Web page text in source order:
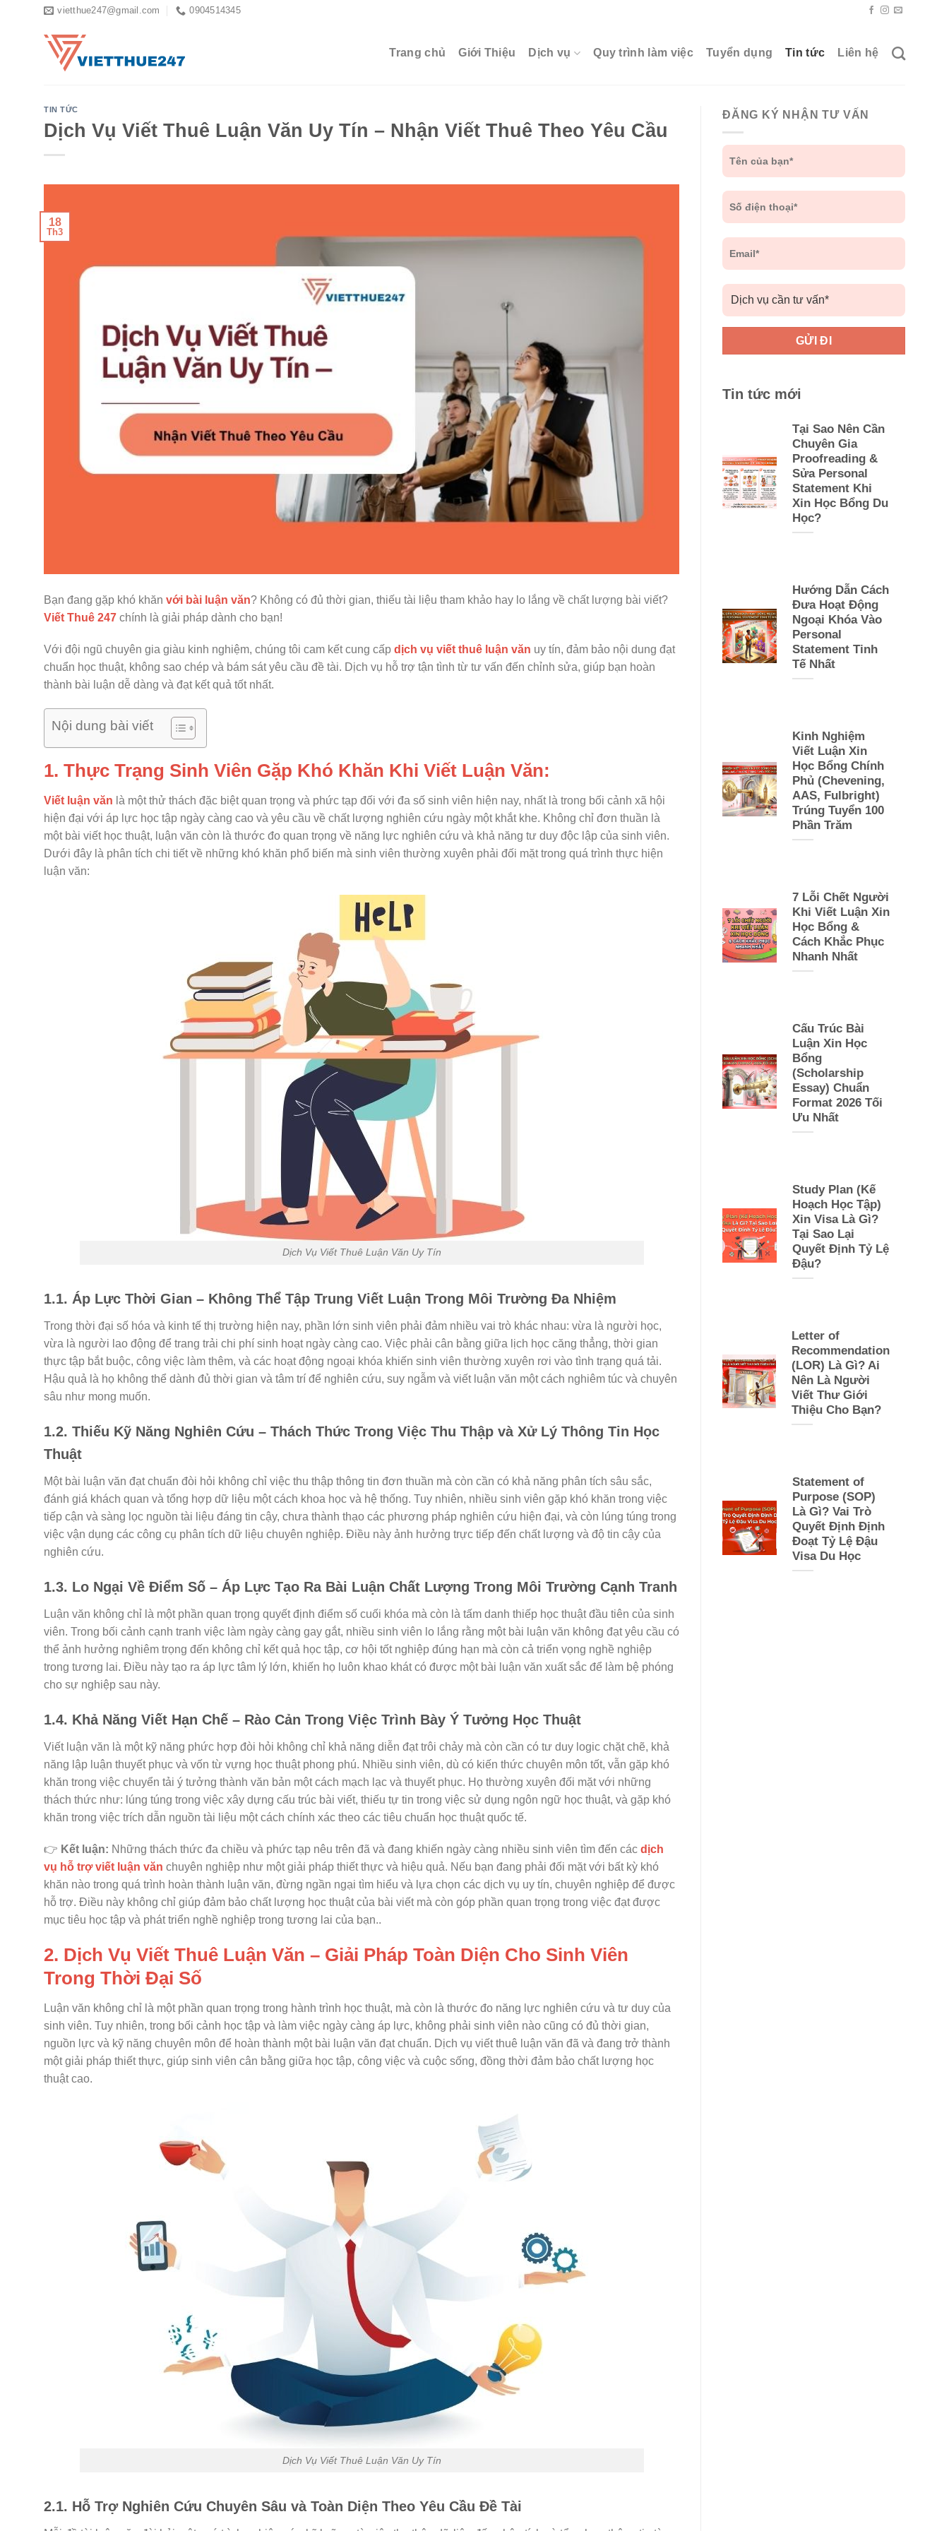
vietthue247@gmail.com 0904514345
Trang chủ Giới Thiệu Dịch vụ Quy trình làm việc Tuyển dụng Tin tức Liên hệ
TIN TỨC
Dịch Vụ Viết Thuê Luận Văn Uy Tín – Nhận Viết Thuê Theo Yêu Cầu
18
Th3
Bạn đang gặp khó khăn với bài luận văn? Không có đủ thời gian, thiếu tài liệu tham khảo hay lo lắng về chất lượng bài viết?
Viết Thuê 247 chính là giải pháp dành cho bạn!
Với đội ngũ chuyên gia giàu kinh nghiệm, chúng tôi cam kết cung cấp dịch vụ viết thuê luận văn uy tín, đảm bảo nội dung đạt
chuẩn học thuật, không sao chép và bám sát yêu cầu đề tài. Dịch vụ hỗ trợ tận tình từ tư vấn đến chỉnh sửa, giúp bạn hoàn
thành bài luận dễ dàng và đạt kết quả tốt nhất.
Nội dung bài viết
1. Thực Trạng Sinh Viên Gặp Khó Khăn Khi Viết Luận Văn:
Viết luận văn là một thử thách đặc biệt quan trọng và phức tạp đối với đa số sinh viên hiện nay, nhất là trong bối cảnh xã hội
hiện đại với áp lực học tập ngày càng cao và yêu cầu về chất lượng nghiên cứu ngày một khắt khe. Không chỉ đơn thuần là
một bài viết học thuật, luận văn còn là thước đo quan trọng về năng lực nghiên cứu và khả năng tư duy độc lập của sinh viên.
Dưới đây là phân tích chi tiết về những khó khăn phổ biến mà sinh viên thường xuyên phải đối mặt trong quá trình thực hiện
luận văn:
Dịch Vụ Viết Thuê Luận Văn Uy Tín
1.1. Áp Lực Thời Gian – Không Thể Tập Trung Viết Luận Trong Môi Trường Đa Nhiệm
Trong thời đại số hóa và kinh tế thị trường hiện nay, phần lớn sinh viên phải đảm nhiều vai trò khác nhau: vừa là người học,
vừa là người lao động để trang trải chi phí sinh hoạt ngày càng cao. Việc phải cân bằng giữa lịch học căng thẳng, thời gian
thực tập bắt buộc, công việc làm thêm, và các hoạt động ngoại khóa khiến sinh viên thường xuyên rơi vào tình trạng quá tải.
Hậu quả là họ không thể dành đủ thời gian và tâm trí để nghiên cứu, suy ngẫm và viết luận văn một cách nghiêm túc và chuyên
sâu như mong muốn.
1.2. Thiếu Kỹ Năng Nghiên Cứu – Thách Thức Trong Việc Thu Thập và Xử Lý Thông Tin Học
Thuật
Một bài luận văn đạt chuẩn đòi hỏi không chỉ việc thu thập thông tin đơn thuần mà còn cần có khả năng phân tích sâu sắc,
đánh giá khách quan và tổng hợp dữ liệu một cách khoa học và hệ thống. Tuy nhiên, nhiều sinh viên gặp khó khăn trong việc
tiếp cận và sàng lọc nguồn tài liệu đáng tin cậy, chưa thành thạo các phương pháp nghiên cứu hiện đại, và còn lúng túng trong
việc vận dụng các công cụ phân tích dữ liệu chuyên nghiệp. Điều này ảnh hưởng trực tiếp đến chất lượng và độ tin cậy của
nghiên cứu.
1.3. Lo Ngại Về Điểm Số – Áp Lực Tạo Ra Bài Luận Chất Lượng Trong Môi Trường Cạnh Tranh
Luận văn không chỉ là một phần quan trọng quyết định điểm số cuối khóa mà còn là tấm danh thiếp học thuật đầu tiên của sinh
viên. Trong bối cảnh cạnh tranh việc làm ngày càng gay gắt, nhiều sinh viên lo lắng rằng một bài luận văn không đạt yêu cầu có
thể ảnh hưởng nghiêm trọng đến không chỉ kết quả học tập, cơ hội tốt nghiệp đúng hạn mà còn cả triển vọng nghề nghiệp
trong tương lai. Điều này tạo ra áp lực tâm lý lớn, khiến họ luôn khao khát có được một bài luận văn xuất sắc để làm bệ phóng
cho sự nghiệp sau này.
1.4. Khả Năng Viết Hạn Chế – Rào Cản Trong Việc Trình Bày Ý Tưởng Học Thuật
Viết luận văn là một kỹ năng phức hợp đòi hỏi không chỉ khả năng diễn đạt trôi chảy mà còn cần có tư duy logic chặt chẽ, khả
năng lập luận thuyết phục và vốn từ vựng học thuật phong phú. Nhiều sinh viên, dù có kiến thức chuyên môn tốt, vẫn gặp khó
khăn trong việc chuyển tải ý tưởng thành văn bản một cách mạch lạc và thuyết phục. Họ thường xuyên đối mặt với những
thách thức như: lúng túng trong việc xây dựng cấu trúc bài viết, thiếu tự tin trong việc sử dụng ngôn ngữ học thuật, và gặp khó
khăn trong việc trích dẫn nguồn tài liệu một cách chính xác theo các tiêu chuẩn học thuật quốc tế.
👉 Kết luận: Những thách thức đa chiều và phức tạp nêu trên đã và đang khiến ngày càng nhiều sinh viên tìm đến các dịch
vụ hỗ trợ viết luận văn chuyên nghiệp như một giải pháp thiết thực và hiệu quả. Nếu bạn đang phải đối mặt với bất kỳ khó
khăn nào trong quá trình hoàn thành luận văn, đừng ngần ngại tìm hiểu và lựa chọn các dịch vụ uy tín, chuyên nghiệp để được
hỗ trợ. Điều này không chỉ giúp đảm bảo chất lượng học thuật của bài viết mà còn góp phần quan trọng trong việc đạt được
mục tiêu học tập và phát triển nghề nghiệp trong tương lai của bạn..
2. Dịch Vụ Viết Thuê Luận Văn – Giải Pháp Toàn Diện Cho Sinh Viên
Trong Thời Đại Số
Luận văn không chỉ là một phần quan trọng trong hành trình học thuật, mà còn là thước đo năng lực nghiên cứu và tư duy của
sinh viên. Tuy nhiên, trong bối cảnh học tập và làm việc ngày càng áp lực, không phải sinh viên nào cũng có đủ thời gian,
nguồn lực và kỹ năng chuyên môn để hoàn thành một bài luận văn đạt chuẩn. Dịch vụ viết thuê luận văn đã và đang trở thành
một giải pháp thiết thực, giúp sinh viên cân bằng giữa học tập, công việc và cuộc sống, đồng thời đảm bảo chất lượng học
thuật cao.
Dịch Vụ Viết Thuê Luận Văn Uy Tín
2.1. Hỗ Trợ Nghiên Cứu Chuyên Sâu và Toàn Diện Theo Yêu Cầu Đề Tài
ĐĂNG KÝ NHẬN TƯ VẤN
Tin tức mới
Tại Sao Nên Cần
Chuyên Gia
Proofreading &
Sửa Personal
Statement Khi
Xin Học Bổng Du
Học?
Hướng Dẫn Cách
Đưa Hoạt Động
Ngoại Khóa Vào
Personal
Statement Tinh
Tế Nhất
Kinh Nghiệm
Viết Luận Xin
Học Bổng Chính
Phủ (Chevening,
AAS, Fulbright)
Trúng Tuyển 100
Phần Trăm
7 Lỗi Chết Người
Khi Viết Luận Xin
Học Bổng &
Cách Khắc Phục
Nhanh Nhất
Cấu Trúc Bài
Luận Xin Học
Bổng
(Scholarship
Essay) Chuẩn
Format 2026 Tối
Ưu Nhất
Study Plan (Kế
Hoạch Học Tập)
Xin Visa Là Gì?
Tại Sao Lại
Quyết Định Tỷ Lệ
Đậu?
Letter of
Recommendation
(LOR) Là Gì? Ai
Nên Là Người
Viết Thư Giới
Thiệu Cho Bạn?
Statement of
Purpose (SOP)
Là Gì? Vai Trò
Quyết Định Định
Đoạt Tỷ Lệ Đậu
Visa Du Học